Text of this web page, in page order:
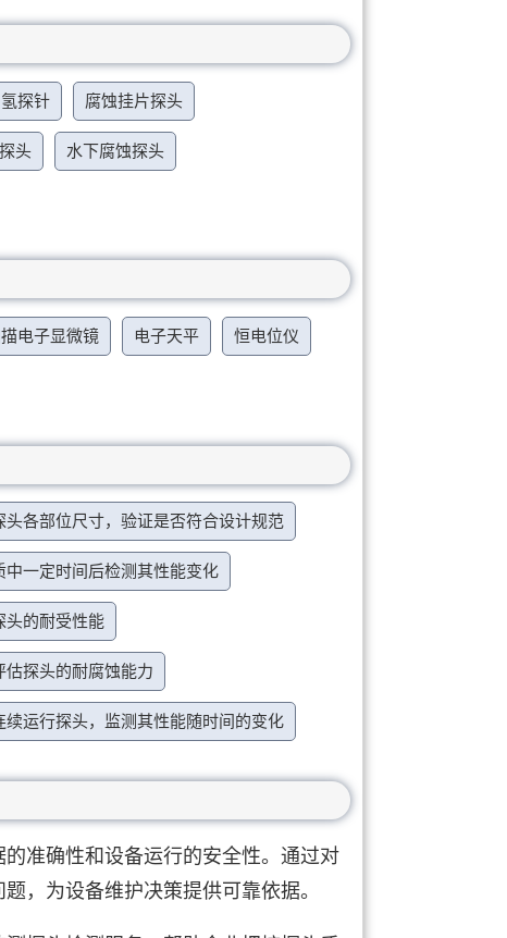
氢探针 腐蚀挂片探头
头 水下腐蚀探头
电子显微镜 电子天平 恒电位仪
各部位尺寸，验证是否符合设计规范
一定时间后检测其性能变化
头的耐受性能
探头的耐腐蚀能力
运行探头，监测其性能随时间的变化
准确性和设备运行的安全性。通过对
，为设备维护决策提供可靠依据。